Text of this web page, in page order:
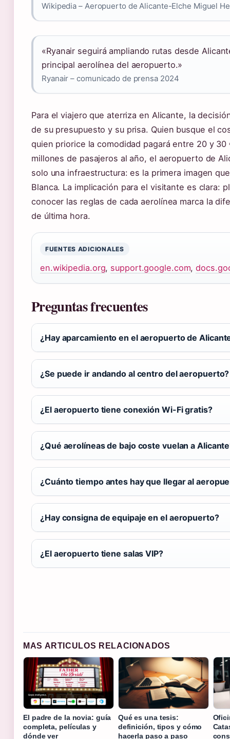
Wikipedia – Aeropuerto de Alicante-Elche Miguel
«Ryanair seguirá ampliando rutas desde
principal aerolínea del aeropuerto.»
Ryanair – comunicado de prensa 2024
Para el viajero que aterriza en Alicante, la
de su presupuesto y su prisa. Quien busque el
quien priorice la comodidad pagará entre 20 y
millones de pasajeros al año, el aeropuerto de
solo una infraestructura: es la primera imagen
Blanca. La implicación para el visitante es clara:
conocer las reglas de cada aerolínea marca la
de última hora.
FUENTES ADICIONALES
en.wikipedia.org, support.google.com,
Preguntas frecuentes
¿Hay aparcamiento en el aeropuerto de
¿Se puede ir andando al centro del aeropuerto?
¿El aeropuerto tiene conexión Wi-Fi gratis?
¿Qué aerolíneas de bajo coste vuelan a
¿Cuánto tiempo antes hay que llegar al
¿Hay consigna de equipaje en el aeropuerto?
¿El aeropuerto tiene salas VIP?
MAS ARTICULOS RELACIONADOS
El padre de la novia: guía
completa, películas y
dónde ver
Qué es una tesis:
definición, tipos y cómo
hacerla paso a paso